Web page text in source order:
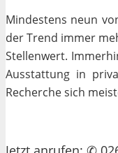
Mindestens neun
der Trend immer
Stellenwert.
Ausstattung in
Recherche sich